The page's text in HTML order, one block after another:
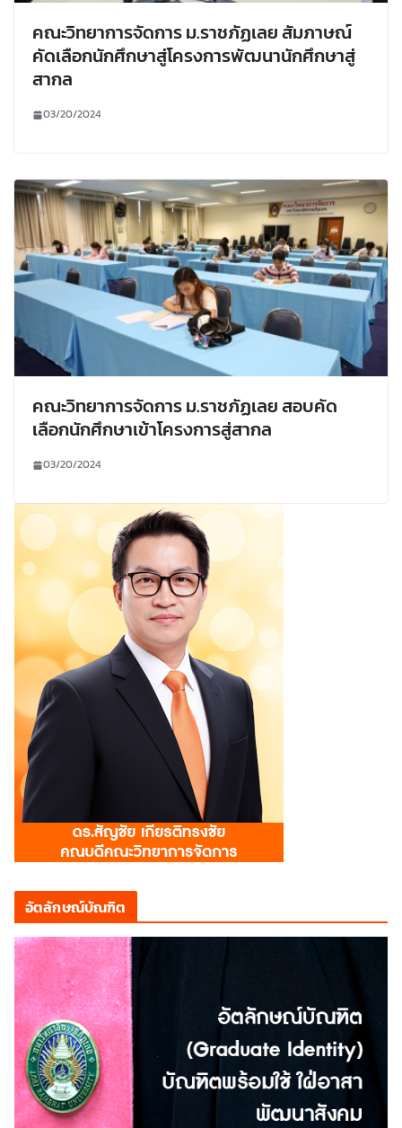
คณะวิทยาการจัดการ ม.ราชภัฏเลย สัมภาษณ์
คัดเลือกนักศึกษาสู่โครงการพัฒนานักศึกษาสู่
สากล
03/20/2024
คณะวิทยาการจัดการ ม.ราชภัฏเลย สอบคัด
เลือกนักศึกษาเข้าโครงการสู่สากล
03/20/2024
อัตลักษณ์บัณฑิต